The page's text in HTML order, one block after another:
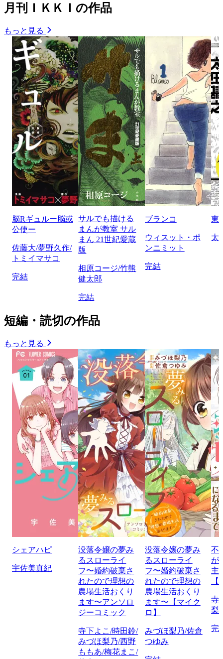
月刊ＩＫＫＩの作品
もっと見る
脳Rギュルー脳或
公使ー
佐藤大/夢野久作/
トミイマサコ
完結
サルでも描ける
まんが教室 サル
まん 21世紀愛蔵
版
相原コージ/竹熊
健太郎
完結
ブランコ
ウィスット・ポ
ンニミット
完結
東
太
短編・読切の作品
もっと見る
シェアハピ
宇佐美真紀
没落令嬢の夢み
るスローライ
フ〜婚約破棄さ
れたので理想の
農場生活おくり
ます〜アンソロ
ジーコミック
寺下よこ/時田鈴/
みづほ梨乃/西野
ももあ/梅花まこ/
没落令嬢の夢み
るスローライ
フ〜婚約破棄さ
れたので理想の
農場生活おくり
ます〜【マイク
ロ】
みづほ梨乃/佐倉
つゆみ
不
が
主
寺
梨
完